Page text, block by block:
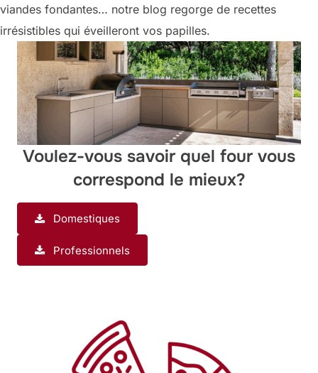
viandes fondantes… notre blog regorge de recettes
irrésistibles qui éveilleront vos papilles.
Voulez-vous savoir quel four vous
correspond le mieux?
Domestiques
Professionnels